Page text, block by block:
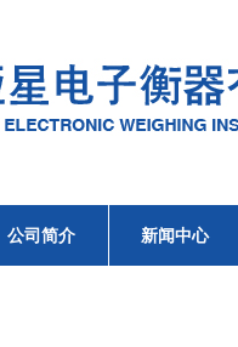
公司简介 新闻中心